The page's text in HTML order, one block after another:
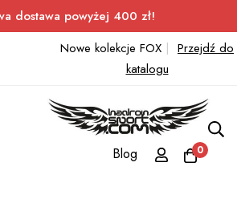
dostawa powyżej 400 zł!
Nowe kolekcje FOX | Przejdź do
katalogu
Blog
0